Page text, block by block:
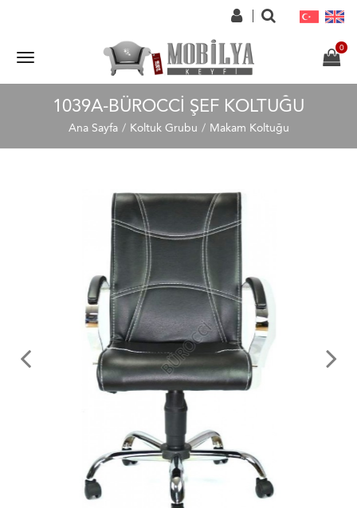
1039A-BÜROCCI ŞEF KOLTUĞU
Ana Sayfa Koltuk Grubu Makam Koltuğu